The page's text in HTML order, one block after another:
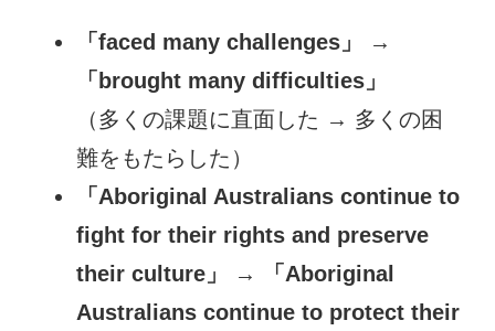
「faced many challenges」
→
「brought many difficulties」
（多くの課題に直面した → 多くの困
難をもたらした）
「Aboriginal Australians continue to
fight for their rights and preserve
their culture」
→
「Aboriginal
Australians continue to protect their